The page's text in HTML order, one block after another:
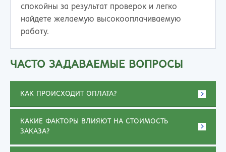
спокойны за результат проверок и легко
найдете желаемую высокооплачиваемую
работу.
ЧАСТО ЗАДАВАЕМЫЕ ВОПРОСЫ
КАК ПРОИСХОДИТ ОПЛАТА?
КАКИЕ ФАКТОРЫ ВЛИЯЮТ НА СТОИМОСТЬ
ЗАКАЗА?